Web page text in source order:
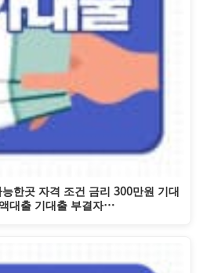
한곳 자격 조건 금리 300만원 기대
대출 기대출 부결자…